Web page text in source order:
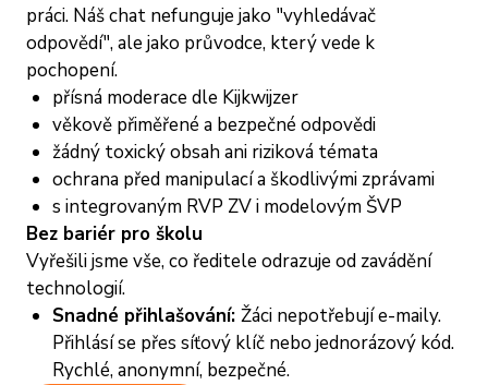
práci. Náš chat nefunguje jako "vyhledávač
odpovědí", ale jako průvodce, který vede k
pochopení.
přísná moderace dle Kijkwijzer
věkově přiměřené a bezpečné odpovědi
žádný toxický obsah ani riziková témata
ochrana před manipulací a škodlivými zprávami
s integrovaným RVP ZV i modelovým ŠVP
Bez bariér pro školu
Vyřešili jsme vše, co ředitele odrazuje od zavádění
technologií.
Snadné přihlašování: Žáci nepotřebují e-maily.
Přihlásí se přes síťový klíč nebo jednorázový kód.
Rychlé, anonymní, bezpečné.